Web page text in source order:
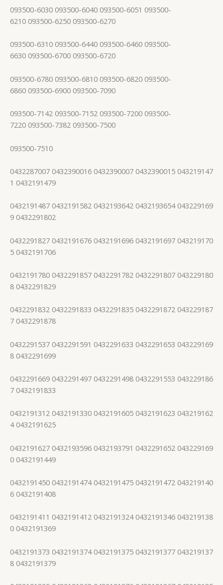
093500-6030 093500-6040 093500-6051 093500-
6210 093500-6250 093500-6270
093500-6310 093500-6440 093500-6460 093500-
6630 093500-6700 093500-6720
093500-6780 093500-6810 093500-6820 093500-
6860 093500-6900 093500-7090
093500-7142 093500-7152 093500-7200 093500-
7220 093500-7382 093500-7500
093500-7510
0432287007 0432390016 0432390007 0432390015 043219147
1 0432191479
0432191487 0432191582 0432193642 0432193654 043229169
9 0432291802
0432291827 0432191676 0432191696 0432191697 043219170
5 0432191706
0432191780 0432291857 0432291782 0432291807 043229180
8 0432291829
0432291832 0432291833 0432291835 0432291872 043229187
7 0432291878
0432291537 0432291591 0432291633 0432291653 043229169
8 0432291699
0432291669 0432291497 0432291498 0432291553 043229186
7 0432191833
0432191312 0432191330 0432191605 0432191623 043219162
4 0432191625
0432191627 0432193596 0432193791 0432291652 043229169
0 0432191449
0432191450 0432191474 0432191475 0432191472 043219140
6 0432191408
0432191411 0432191412 0432191324 0432191346 043219138
0 0432191369
0432191373 0432191374 0432191375 0432191377 043219137
8 0432191379